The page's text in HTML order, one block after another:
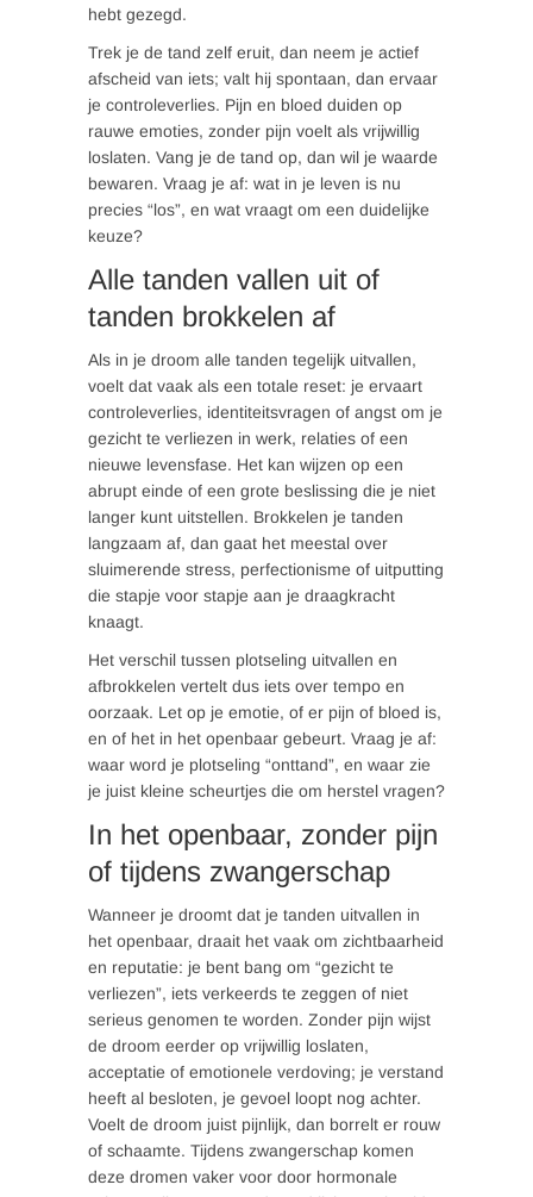
hebt gezegd.
Trek je de tand zelf eruit, dan neem je actief
afscheid van iets; valt hij spontaan, dan ervaar
je controleverlies. Pijn en bloed duiden op
rauwe emoties, zonder pijn voelt als vrijwillig
loslaten. Vang je de tand op, dan wil je waarde
bewaren. Vraag je af: wat in je leven is nu
precies “los”, en wat vraagt om een duidelijke
keuze?
Alle tanden vallen uit of
tanden brokkelen af
Als in je droom alle tanden tegelijk uitvallen,
voelt dat vaak als een totale reset: je ervaart
controleverlies, identiteitsvragen of angst om je
gezicht te verliezen in werk, relaties of een
nieuwe levensfase. Het kan wijzen op een
abrupt einde of een grote beslissing die je niet
langer kunt uitstellen. Brokkelen je tanden
langzaam af, dan gaat het meestal over
sluimerende stress, perfectionisme of uitputting
die stapje voor stapje aan je draagkracht
knaagt.
Het verschil tussen plotseling uitvallen en
afbrokkelen vertelt dus iets over tempo en
oorzaak. Let op je emotie, of er pijn of bloed is,
en of het in het openbaar gebeurt. Vraag je af:
waar word je plotseling “onttand”, en waar zie
je juist kleine scheurtjes die om herstel vragen?
In het openbaar, zonder pijn
of tijdens zwangerschap
Wanneer je droomt dat je tanden uitvallen in
het openbaar, draait het vaak om zichtbaarheid
en reputatie: je bent bang om “gezicht te
verliezen”, iets verkeerds te zeggen of niet
serieus genomen te worden. Zonder pijn wijst
de droom eerder op vrijwillig loslaten,
acceptatie of emotionele verdoving; je verstand
heeft al besloten, je gevoel loopt nog achter.
Voelt de droom juist pijnlijk, dan borrelt er rouw
of schaamte. Tijdens zwangerschap komen
deze dromen vaker voor door hormonale